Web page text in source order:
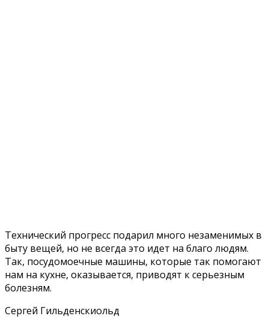
Технический прогресс подарил много незаменимых в
быту вещей, но не всегда это идет на благо людям.
Так, посудомоечные машины, которые так помогают
нам на кухне, оказывается, приводят к серьезным
болезням.
Сергей Гильденскиольд